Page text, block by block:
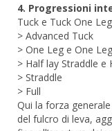
4. Progressioni
Tuck e Tuck One
> Advanced Tuck
> One Leg e One
> Half lay Straddle e
> Straddle
> Full
Qui la forza
del fulcro di leva,